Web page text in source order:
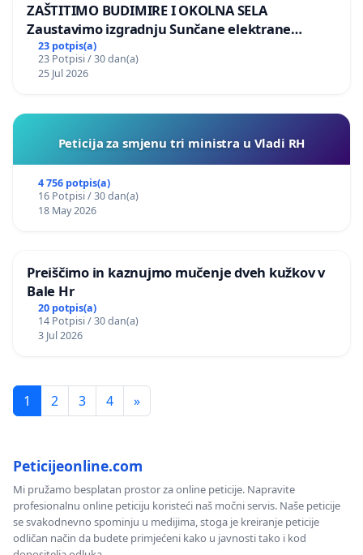
ZAŠTITIMO BUDIMIRE I OKOLNA SELA
Zaustavimo izgradnju Sunčane elektrane
Vedrine na području Ugljana
23 potpis(a)
23 Potpisi / 30 dan(a)
25 Jul 2026
Peticija za smjenu tri ministra u Vladi RH
4 756 potpis(a)
16 Potpisi / 30 dan(a)
18 May 2026
Preiščimo in kaznujmo mučenje dveh kužkov v
Bale Hr
20 potpis(a)
14 Potpisi / 30 dan(a)
3 Jul 2026
1 2 3 4 »
Peticijeonline.com
Mi pružamo besplatan prostor za online peticije. Napravite
profesionalnu online peticiju koristeći naš močni servis. Naše peticije
se svakodnevno spominju u medijima, stoga je kreiranje peticije
odličan način da budete primjećeni kako u javnosti tako i kod